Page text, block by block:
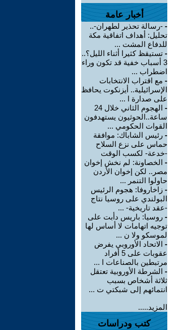
أخبار عامة
- -رسالة تحذير لطهران-..
تحليل: أهداف اتفاقية مكة
للدفاع المشت ...
- تستيقظ كثيرا أثناء الليل؟..
3 أسباب خفية قد تكون وراء
اضطراب ...
- مع اقتراب الانتخابات
الإسرائيلية.. أيزنكوت يحافظ
على صدارة ا ...
-
الهجوم الثاني خلال 24
ساعة..الحوثيون يستهدفون
القوات الحكومي ...
- رئيس الشاباك: موافقة
حماس على نزع السلاح
-خدعة- لكسب الوقت
- الخصاونة: لم نخش إخوان
مصر.. لكن إخوان الأردن
حاولوا التنمر ...
- زاخاروفا: هجوم الرئيس
البولندي على روسيا نتاج
-عقد تاريخية- ...
- روسيا: باريس دأبت على
توجيه اتهامات لا أساس لها
لموسكو ولا ن ...
- الاتحاد الأوروبي يفرض
عقوبات على 5 أفراد
مرتبطين بالصناعات ا ...
- الشرطة الأوروبية تعتقل
ثلاثة أشخاص بسبب
انتمائهم إلى شبكتي ت ...
المزيد.....
كتب ودراسات